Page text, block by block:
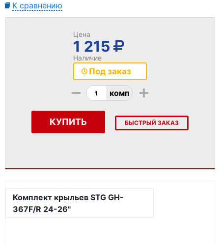
К сравнению
Цена
1 215
Наличие
Под заказ
- комп +
КУПИТЬ БЫСТРЫЙ ЗАКАЗ
Комплект крыльев STG GH-
367F/R 24-26"